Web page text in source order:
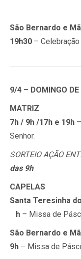
São Bernardo e
19h30 –
9/4 – DOMINGO
MATRIZ
7h / 9h /17h e 19h
Senhor.
SORTEIO AÇÃO
das 9h
CAPELAS
Santa Teresinha
h – Missa de
São Bernardo e
9h – Missa de